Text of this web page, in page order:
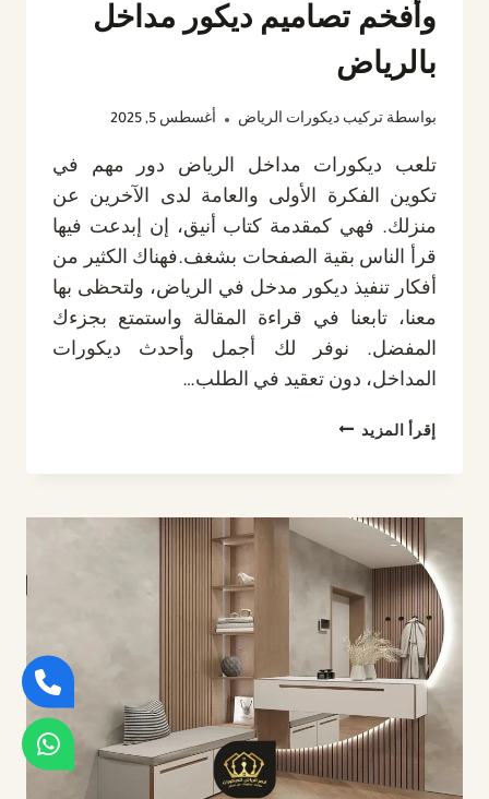
وأفخم تصاميم ديكور مداخل
بالرياض
بواسطة تركيب ديكورات الرياض أغسطس 5, 2025
تلعب ديكورات مداخل الرياض دور مهم في
تكوين الفكرة الأولى والعامة لدى الآخرين عن
منزلك. فهي كمقدمة كتاب أنيق، إن إبدعت فيها
قرأ الناس بقية الصفحات بشغف.فهناك الكثير من
أفكار تنفيذ ديكور مدخل في الرياض، ولتحظى بها
معنا، تابعنا في قراءة المقالة واستمتع بجزءك
المفضل. نوفر لك أجمل وأحدث ديكورات
المداخل، دون تعقيد في الطلب…
إقرأ المزيد ديكورات
الرياض،
وأفخم
تصاميم
ديكور
مداخل
بالرياض